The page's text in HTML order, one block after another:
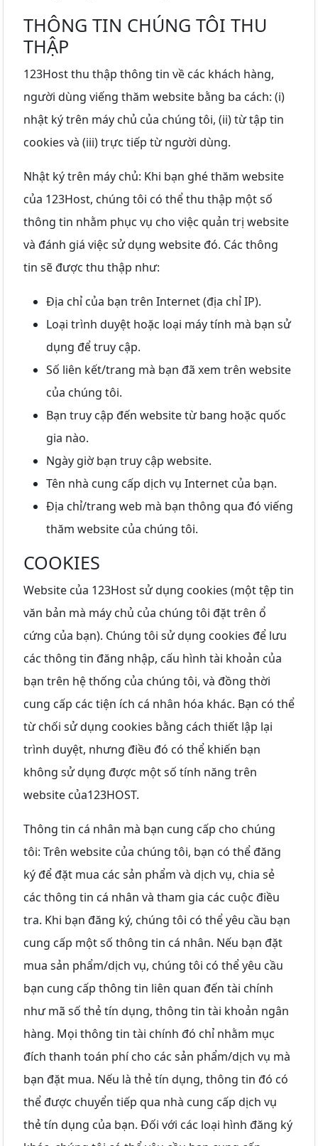
THÔNG TIN CHÚNG TÔI THU
THẬP
123Host thu thập thông tin về các khách hàng,
người dùng viếng thăm website bằng ba cách: (i)
nhật ký trên máy chủ của chúng tôi, (ii) từ tập tin
cookies và (iii) trực tiếp từ người dùng.
Nhật ký trên máy chủ: Khi bạn ghé thăm website
của 123Host, chúng tôi có thể thu thập một số
thông tin nhằm phục vụ cho việc quản trị website
và đánh giá việc sử dụng website đó. Các thông
tin sẽ được thu thập như:
Địa chỉ của bạn trên Internet (địa chỉ IP).
Loại trình duyệt hoặc loại máy tính mà bạn sử
dụng để truy cập.
Số liên kết/trang mà bạn đã xem trên website
của chúng tôi.
Bạn truy cập đến website từ bang hoặc quốc
gia nào.
Ngày giờ bạn truy cập website.
Tên nhà cung cấp dịch vụ Internet của bạn.
Địa chỉ/trang web mà bạn thông qua đó viếng
thăm website của chúng tôi.
COOKIES
Website của 123Host sử dụng cookies (một tệp tin
văn bản mà máy chủ của chúng tôi đặt trên ổ
cứng của bạn). Chúng tôi sử dụng cookies để lưu
các thông tin đăng nhập, cấu hình tài khoản của
bạn trên hệ thống của chúng tôi, và đồng thời
cung cấp các tiện ích cá nhân hóa khác. Bạn có thể
từ chối sử dụng cookies bằng cách thiết lập lại
trình duyệt, nhưng điều đó có thể khiến bạn
không sử dụng được một số tính năng trên
website của123HOST.
Thông tin cá nhân mà bạn cung cấp cho chúng
tôi: Trên website của chúng tôi, bạn có thể đăng
ký để đặt mua các sản phẩm và dịch vụ, chia sẻ
các thông tin cá nhân và tham gia các cuộc điều
tra. Khi bạn đăng ký, chúng tôi có thể yêu cầu bạn
cung cấp một số thông tin cá nhân. Nếu bạn đặt
mua sản phẩm/dịch vụ, chúng tôi có thể yêu cầu
bạn cung cấp thông tin liên quan đến tài chính
như mã số thẻ tín dụng, thông tin tài khoản ngân
hàng. Mọi thông tin tài chính đó chỉ nhằm mục
đích thanh toán phí cho các sản phẩm/dịch vụ mà
bạn đặt mua. Nếu là thẻ tín dụng, thông tin đó có
thể được chuyển tiếp qua nhà cung cấp dịch vụ
thẻ tín dụng của bạn. Đối với các loại hình đăng ký